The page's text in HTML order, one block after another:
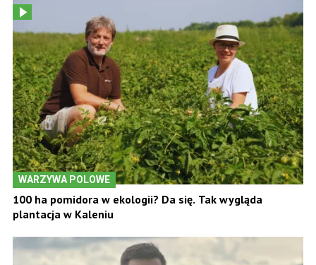
WARZYWA POLOWE
100 ha pomidora w ekologii? Da się. Tak wygląda
plantacja w Kaleniu